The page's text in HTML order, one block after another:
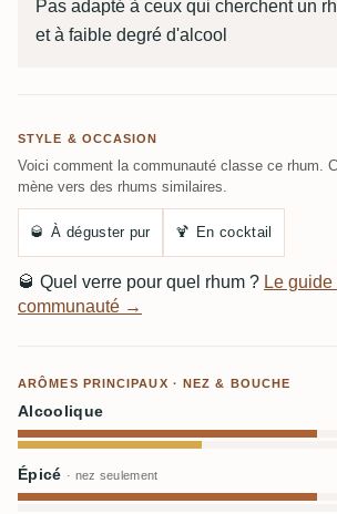
Pas adapté à ceux qui cherchent un
et à faible degré d'alcool
STYLE & OCCASION
Voici comment la communauté classe ce rhum.
mène vers des rhums similaires.
🥃 À déguster pur 🍹 En cocktail
🥃 Quel verre pour quel rhum ? Le guide
communauté →
ARÔMES PRINCIPAUX · NEZ & BOUCHE
Alcoolique
Épicé · nez seulement